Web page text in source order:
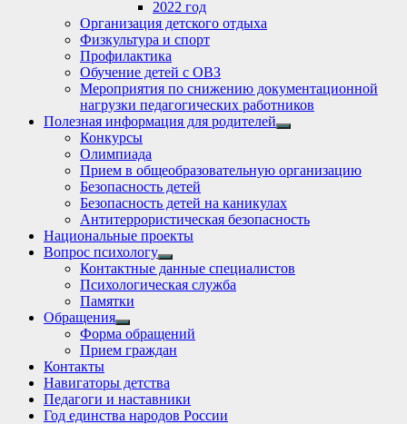
menu
2022 год
Организация детского отдыха
Физкультура и спорт
Профилактика
Обучение детей с ОВЗ
Мероприятия по снижению документационной
нагрузки педагогических работников
Полезная информация для родителей
Show
Конкурсы
Олимпиада
Прием в общеобразовательную организацию
Безопасность детей
Безопасность детей на каникулах
Антитеррористическая безопасность
Национальные проекты
Вопрос психологу
Show
sub
menu
Контактные данные специалистов
Психологическая служба
Памятки
Обращения
Show
sub
menu
Форма обращений
Прием граждан
Контакты
Навигаторы детства
Педагоги и наставники
Год единства народов России